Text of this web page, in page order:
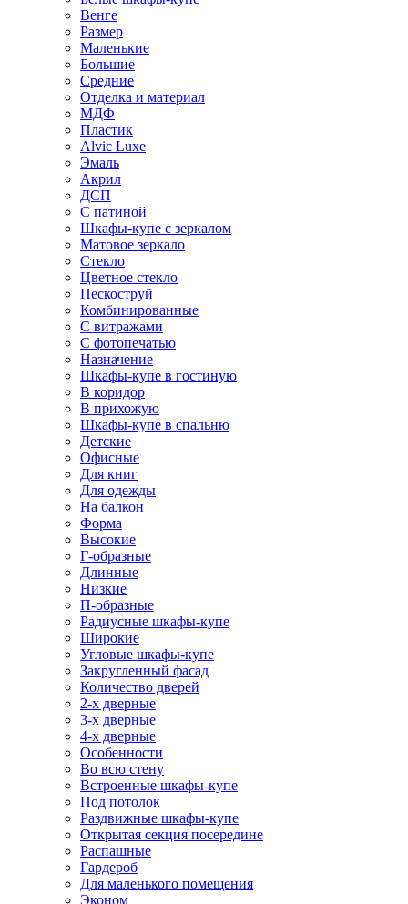
Венге
Размер
Маленькие
Большие
Средние
Отделка и материал
МДФ
Пластик
Alvic Luxe
Эмаль
Акрил
ДСП
С патиной
Шкафы-купе с зеркалом
Матовое зеркало
Стекло
Цветное стекло
Пескоструй
Комбинированные
С витражами
С фотопечатью
Назначение
Шкафы-купе в гостиную
В коридор
В прихожую
Шкафы-купе в спальню
Детские
Офисные
Для книг
Для одежды
На балкон
Форма
Высокие
Г-образные
Длинные
Низкие
П-образные
Радиусные шкафы-купе
Широкие
Угловые шкафы-купе
Закругленный фасад
Количество дверей
2-х дверные
3-х дверные
4-х дверные
Особенности
Во всю стену
Встроенные шкафы-купе
Под потолок
Раздвижные шкафы-купе
Открытая секция посередине
Распашные
Гардероб
Для маленького помещения
Эконом